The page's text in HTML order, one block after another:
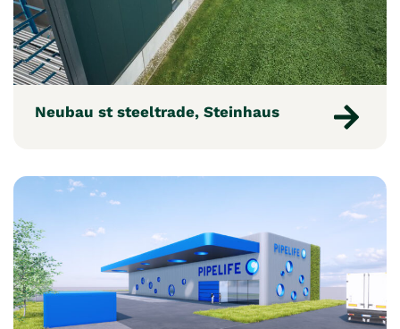
Neubau st steeltrade, Steinhaus